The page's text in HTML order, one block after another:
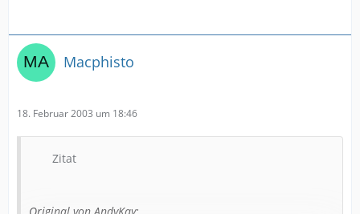
Macphisto
18. Februar 2003 um 18:46
Zitat
Original von AndyKay: